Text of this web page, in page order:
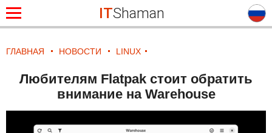
ITShaman
ГЛАВНАЯ НОВОСТИ LINUX
Любителям Flatpak стоит обратить
внимание на Warehouse